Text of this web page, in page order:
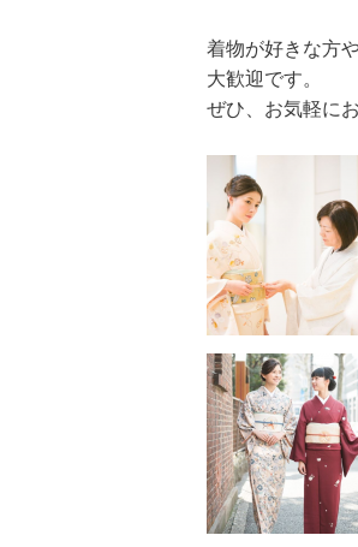
着物が好きな方
大歓迎です。
ぜひ、お気軽に